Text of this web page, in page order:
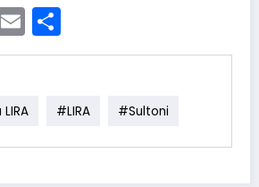
Email
#LIRA #Sultoni